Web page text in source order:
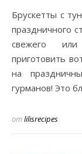
Брускетты с тунцом и зеленью: идеальное блюдо для
праздничного
свежего или
приготовить
на
гурманов! Это
отlilisrecipes